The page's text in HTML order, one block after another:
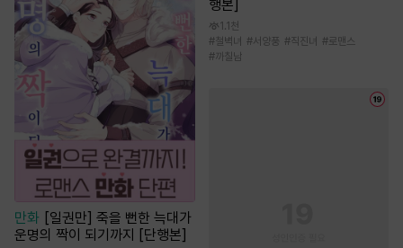
만화 [일권만] 죽을 뻔한 늑대가
운명의 짝이 되기까지 [단행본]
행본]
1.1천
#철벽녀 #서양풍 #직진녀 #로맨스
#까칠남